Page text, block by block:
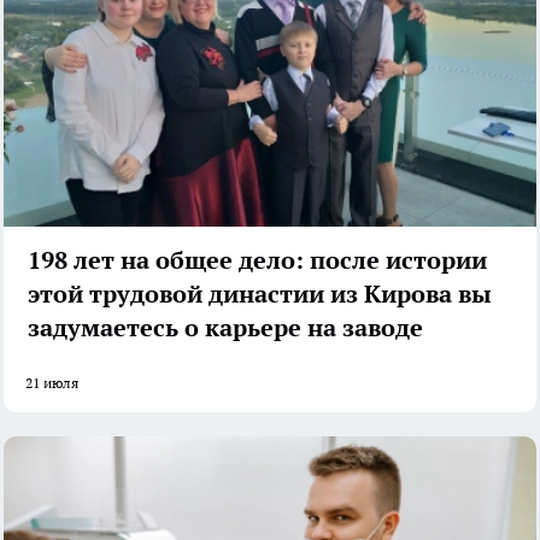
198 лет на общее дело: после истории
этой трудовой династии из Кирова вы
задумаетесь о карьере на заводе
21 июля